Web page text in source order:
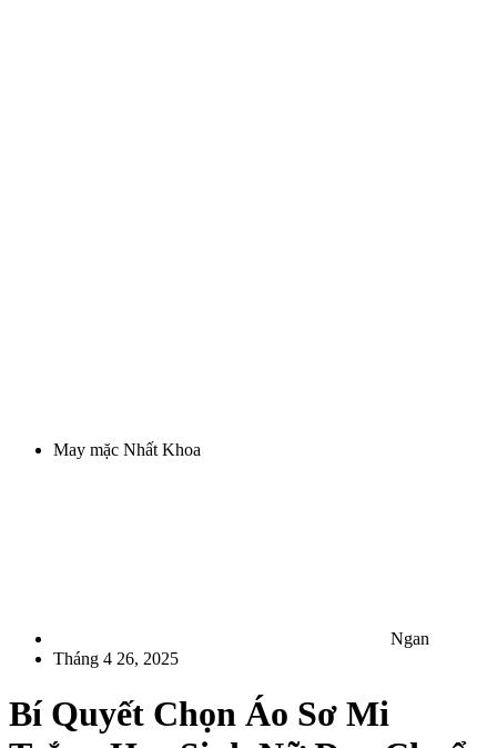
May mặc Nhất Khoa
Ngan
Tháng 4 26, 2025
Bí Quyết Chọn Áo Sơ Mi